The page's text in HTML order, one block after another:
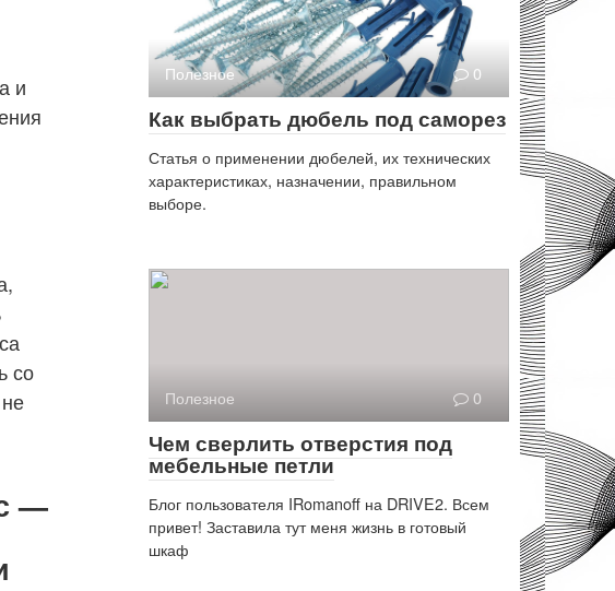
и
со
—
Полезное 0
Как выбрать дюбель под саморез
Статья о применении дюбелей, их технических
характеристиках, назначении, правильном
выборе.
Полезное 0
Чем сверлить отверстия под
мебельные петли
Блог пользователя IRomanoff на DRIVE2. Всем
привет! Заставила тут меня жизнь в готовый
шкаф